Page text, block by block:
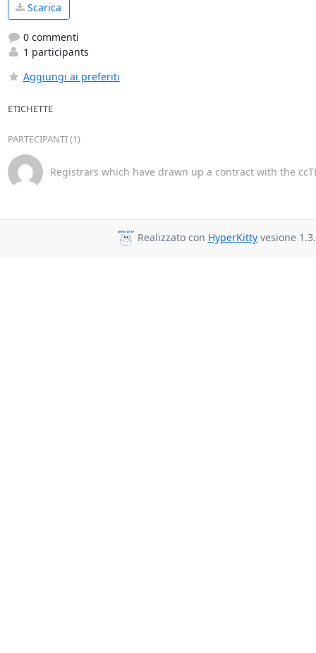
Scarica
0 commenti
1 participants
Aggiungi ai preferiti
ETICHETTE
PARTECIPANTI (1)
Registrars which have drawn up a contract with the
Realizzato con HyperKittyvesione